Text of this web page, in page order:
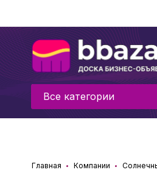
Все категории
Главная Компании